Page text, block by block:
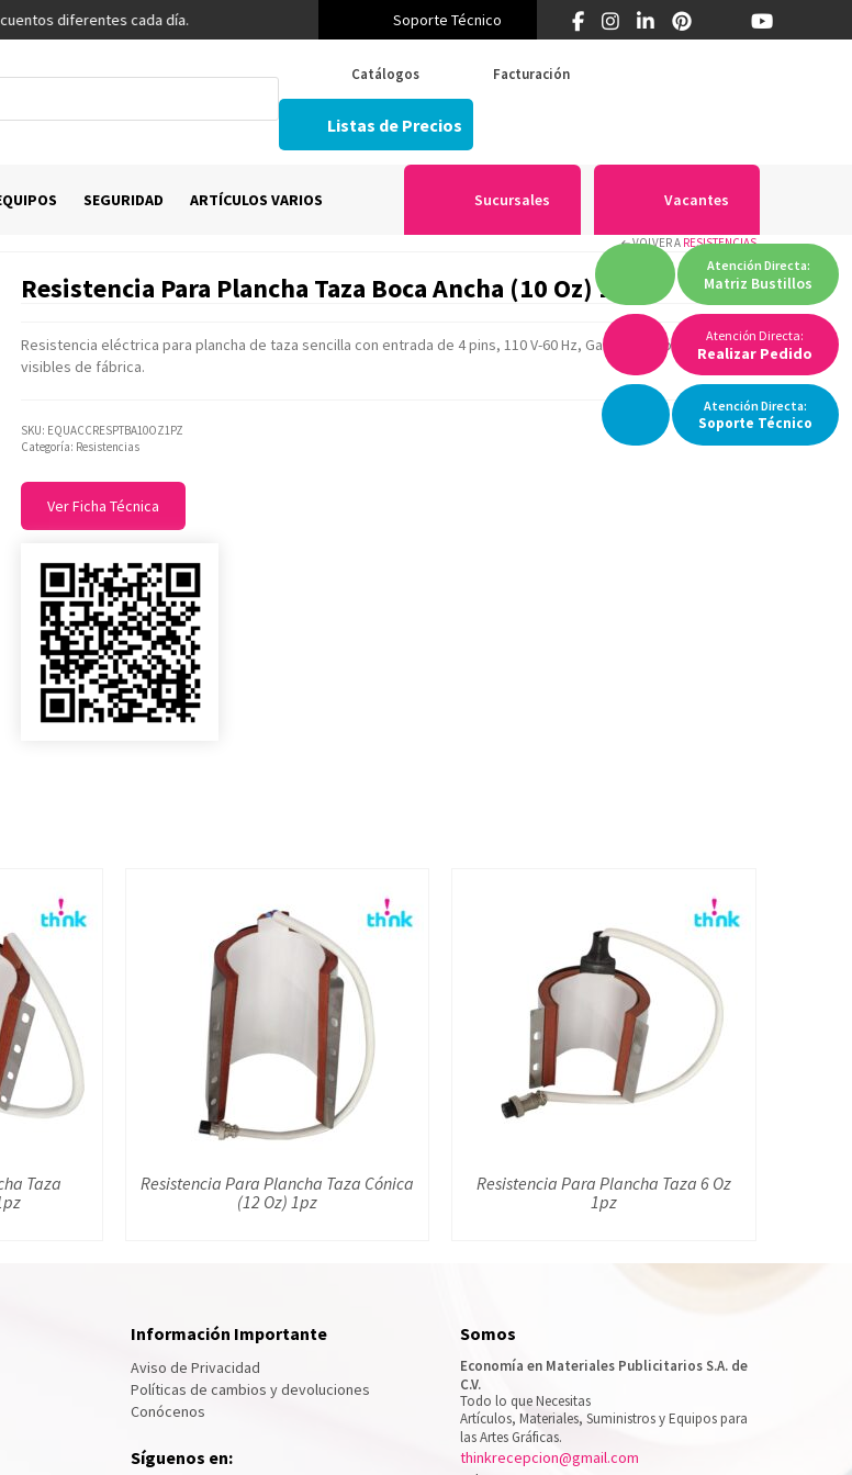
diferentes cada día. ¿Primera vez en Think? 55 5519 5346
Soporte Técnico
Atención Directa:
Realizar Pedido
Catálogos Facturación
Listas de Precios
AtenciónDirecta:
Soporte Técnico
SEGURIDAD ARTÍCULOS VARIOS Sucursales Vacantes
Atención Directa:
Matriz Bustillos
VOLVER A RESISTENCIAS
Resistencia Para Plancha Taza Boca Ancha (10 Oz) 1pz
Resistencia eléctrica para plancha de taza sencilla con entrada de 4 pins, 110 V-60 Hz, Garantía solo por daños
visibles de fábrica.
SKU: EQUACCRESPTBA10OZ1PZ
Categoría: Resistencias
Ver Ficha Técnica
Taza
Resistencia Para Plancha Taza Cónica
(12 Oz) 1pz
Resistencia Para Plancha Taza 6 Oz
1pz
Información Importante
Aviso de Privacidad
Políticas de cambios y devoluciones
Conócenos
Síguenos en:
Somos
Economía en Materiales Publicitarios S.A. de
C.V.
Todo lo que Necesitas
Artículos, Materiales, Suministros y Equipos para
las Artes Gráficas.
thinkrecepcion@gmail.com